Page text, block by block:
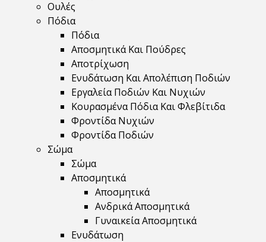
Ουλές
Πόδια
Πόδια
Αποσμητικά Και Πούδρες
Αποτρίχωση
Ενυδάτωση Και Απολέπιση Ποδιών
Εργαλεία Ποδιών Και Νυχιών
Κουρασμένα Πόδια Και Φλεβίτιδα
Φροντίδα Νυχιών
Φροντίδα Ποδιών
Σώμα
Σώμα
Αποσμητικά
Αποσμητικά
Ανδρικά Αποσμητικά
Γυναικεία Αποσμητικά
Ενυδάτωση